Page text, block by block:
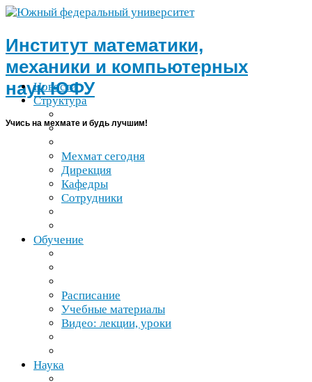
Институт математики,
механики и компьютерных
наукЮФУ
Учись на мехмате и будь лучшим!
Новости
Структура
Мехмат сегодня
Дирекция
Кафедры
Сотрудники
Обучение
Расписание
Учебные материалы
Видео: лекции, уроки
Наука